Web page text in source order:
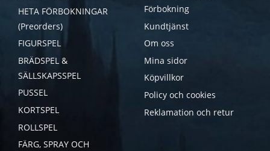
HETA FÖRBOKNINGAR
(Preorders)
FIGURSPEL
BRÄDSPEL &
SÄLLSKAPSSPEL
PUSSEL
KORTSPEL
ROLLSPEL
FÄRG, SPRAY OCH
Förbokning
Kundtjänst
Om oss
Mina sidor
Köpvillkor
Policy och cookies
Reklamation och retur